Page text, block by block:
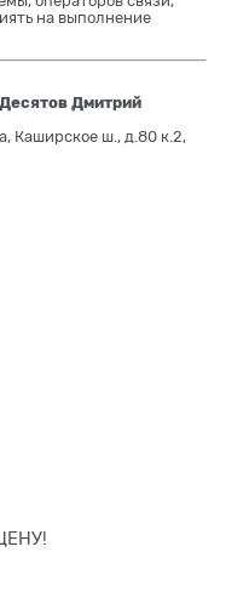
на выполнение
Дмитрий
Каширское ш., д.80 к.2,